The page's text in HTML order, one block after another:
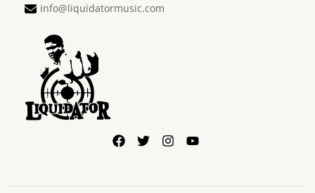
info@liquidatormusic.com